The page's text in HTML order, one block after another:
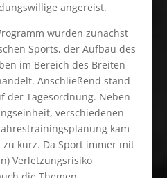
angereist.
wurden zunächst
Sports, der Aufbau des
im Bereich des Breiten-
Anschließend stand
der Tagesordnung. Neben
verschiedenen
kam
kurz. Da Sport immer mit
Verletzungsrisiko